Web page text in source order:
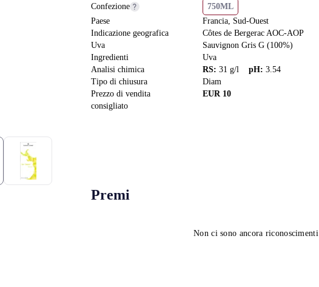
Confezione
750ML
Paese
Francia, Sud-Ouest
Indicazione geografica
Côtes de Bergerac AOC-AOP
Uva
Sauvignon Gris G (100%)
Ingredienti
Uva
Analisi chimica
RS: 31 g/l pH: 3.54
Tipo di chiusura
Diam
Prezzo di vendita
consigliato
EUR 10
Premi
Non ci sono ancora riconoscimenti